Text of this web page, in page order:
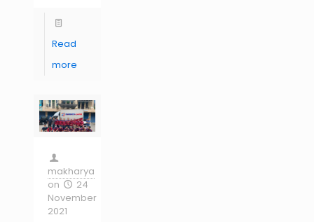
Read
more
makharya
on
24
November
2021